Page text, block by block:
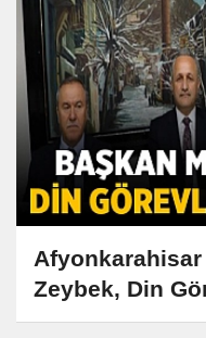
Afyonkarahisar
Zeybek, Din